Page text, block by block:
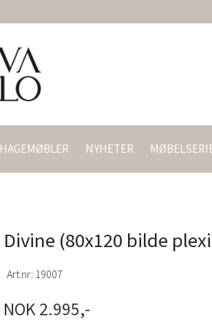
HAGEMØBLER NYHETER
Divine (80x120 bilde
Art.nr: 19007
NOK 2.995,-